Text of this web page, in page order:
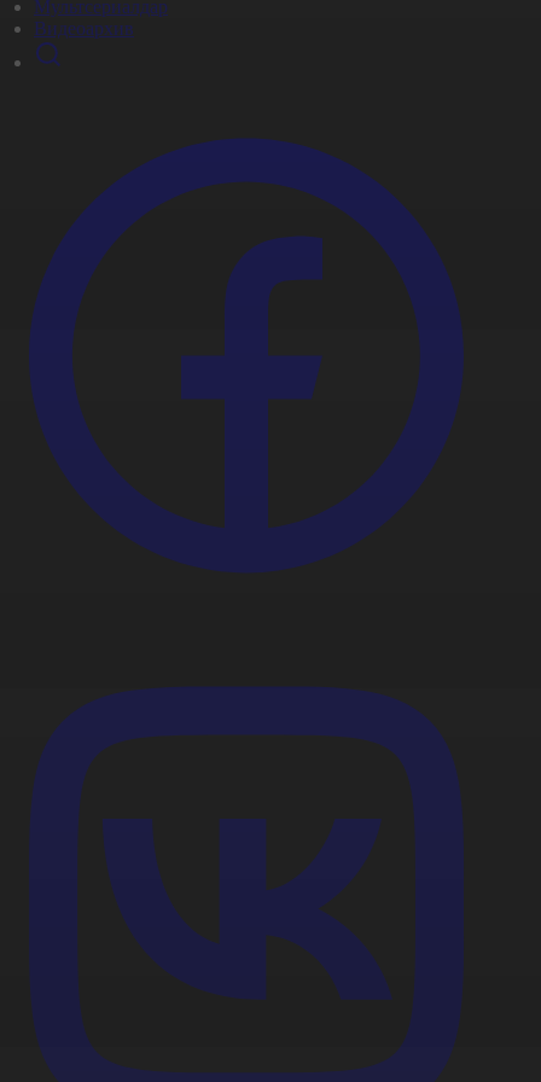
Мультсериалдар
Видеоархив